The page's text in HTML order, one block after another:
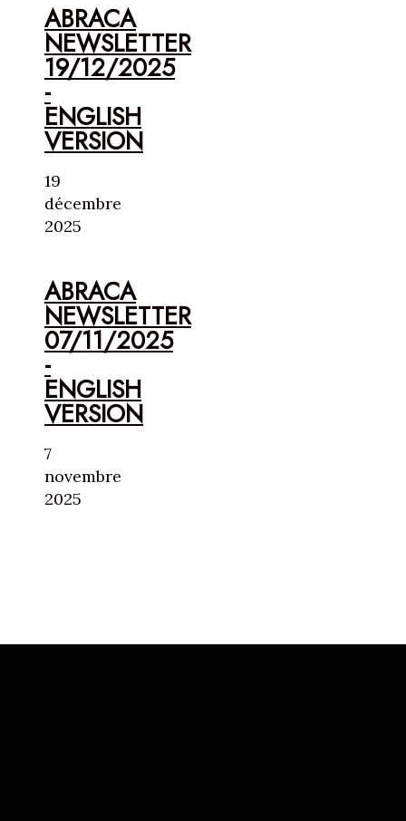
ABRACA
NEWSLETTER
19/12/2025
-
ENGLISH
VERSION
19
décembre
2025
ABRACA
NEWSLETTER
07/11/2025
-
ENGLISH
VERSION
7
novembre
2025